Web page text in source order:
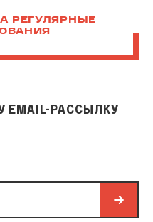
РЕГУЛЯРНЫЕ
РАССЫЛКУ